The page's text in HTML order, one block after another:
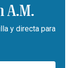
A.M.
y directa para